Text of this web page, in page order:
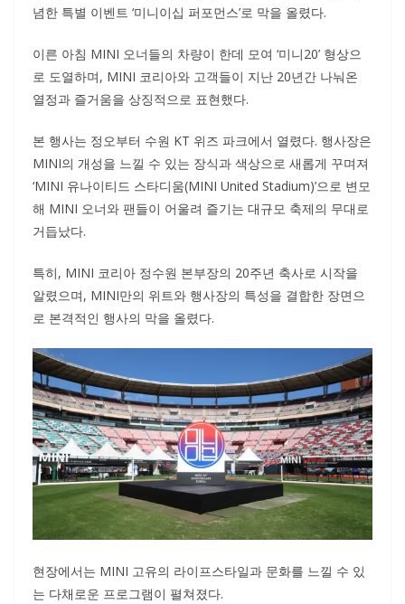
념한 특별 이벤트 ‘미니이십 퍼포먼스’로 막을 올렸다.
이른 아침 MINI 오너들의 차량이 한데 모여 ‘미니20’ 형상으
로 도열하며, MINI 코리아와 고객들이 지난 20년간 나눠온
열정과 즐거움을 상징적으로 표현했다.
본 행사는 정오부터 수원 KT 위즈 파크에서 열렸다. 행사장은
MINI의 개성을 느낄 수 있는 장식과 색상으로 새롭게 꾸며져
‘MINI 유나이티드 스타디움(MINI United Stadium)’으로 변모
해 MINI 오너와 팬들이 어울려 즐기는 대규모 축제의 무대로
거듭났다.
특히, MINI 코리아 정수원 본부장의 20주년 축사로 시작을
알렸으며, MINI만의 위트와 행사장의 특성을 결합한 장면으
로 본격적인 행사의 막을 올렸다.
현장에서는 MINI 고유의 라이프스타일과 문화를 느낄 수 있
는 다채로운 프로그램이 펼쳐졌다.